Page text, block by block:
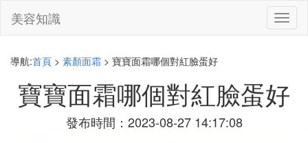
切
換
美容知識
導航:首頁 > 素顏面霜 > 寶寶面霜哪個對紅臉蛋好
寶寶面霜哪個對紅臉蛋好
發布時間：2023-08-27 14:17:08